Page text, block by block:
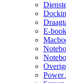
E-
Power